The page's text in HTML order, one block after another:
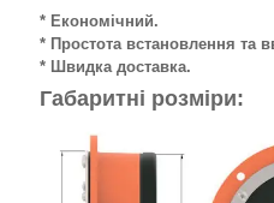
* Економічний.
* Простота встановлення та
* Швидка доставка.
Габаритні розміри: